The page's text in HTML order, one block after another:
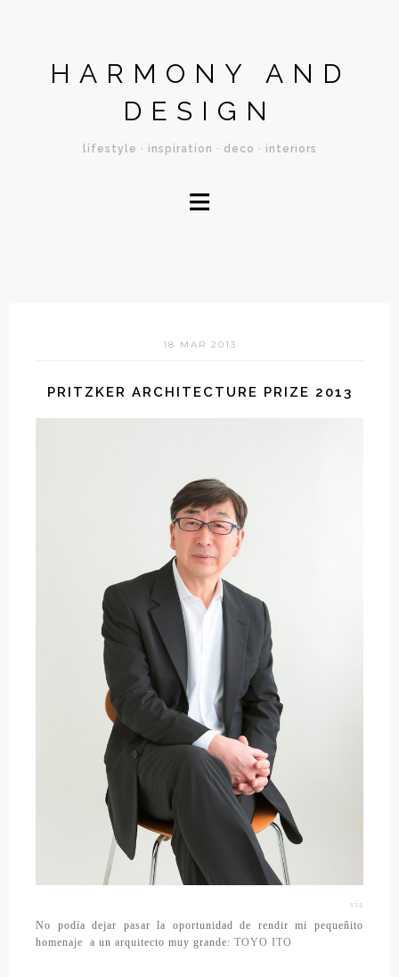
HARMONY AND
DESIGN
lifestyle · inspiration · deco · interiors
≡
18 MAR 2013
PRITZKER ARCHITECTURE PRIZE 2013
vía
No podía dejar pasar la oportunidad de rendir mi pequeñito
homenaje a un arquitecto muy grande: TOYO ITO